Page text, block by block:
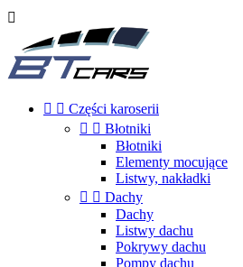

  Części karoserii
  Błotniki
Błotniki
Elementy mocujące
Listwy, nakładki
  Dachy
Dachy
Listwy dachu
Pokrywy dachu
Pompy dachu